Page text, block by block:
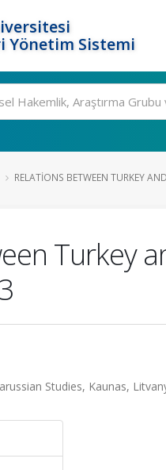
Yönetim Sistemi
RELATIONS BETWEEN TURKEY
Turkey
Studies, Kaunas,